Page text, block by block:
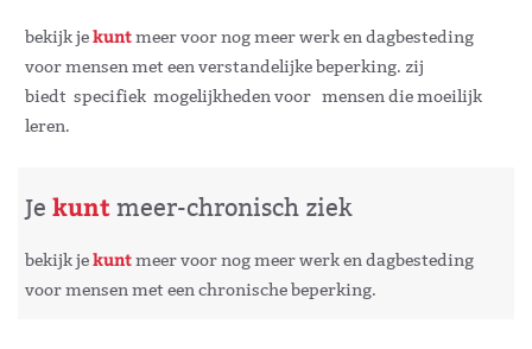
bekijk jekuntmeer voor nog meer werk en dagbesteding
voor mensen met een verstandelijke beperking. zij
biedt specifiek mogelijkheden voor mensen die moeilijk
leren.
Je kunt meer-chronisch ziek
bekijk jekuntmeer voor nog meer werk en dagbesteding
voor mensen met een chronische beperking.